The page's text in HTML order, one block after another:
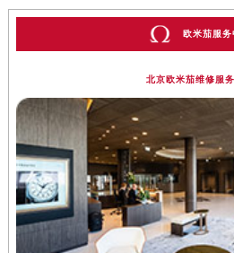
欧米茄服务
北京欧米茄维修服